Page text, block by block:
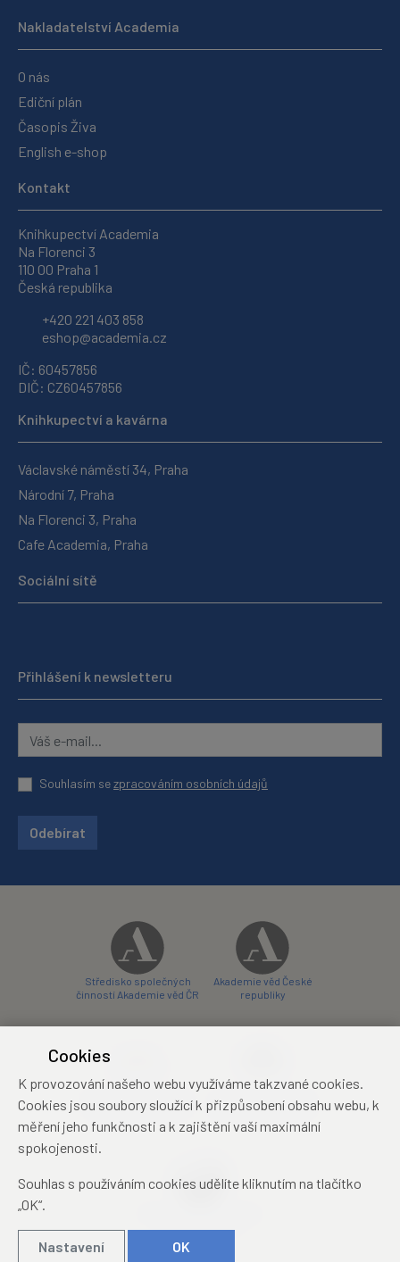
Nakladatelství Academia
O nás
Ediční plán
Časopis Živa
English e-shop
Kontakt
Knihkupectví Academia
Na Florenci 3
110 00 Praha 1
Česká republika
+420 221 403 858
eshop@academia.cz
IČ: 60457856
DIČ: CZ60457856
Knihkupectví a kavárna
Václavské náměstí 34, Praha
Národní 7, Praha
Na Florenci 3, Praha
Cafe Academia, Praha
Sociální sítě
Přihlášení k newsletteru
Souhlasím sezpracováním osobních údajů
Odebírat
Středisko společných
činností Akademie věd ČR
Akademie věd České
republiky
konferenční centrum
Zámecký hotel Třešť
konferenční centrum
Cookies
K provozování našeho webu využíváme takzvané cookies.
Cookies jsou soubory sloužící k přizpůsobení obsahu webu, k
měření jeho funkčnosti a k zajištění vaší maximální
spokojenosti.
Souhlas s používáním cookies udělíte kliknutím na tlačítko
„OK“.
Nastavení OK